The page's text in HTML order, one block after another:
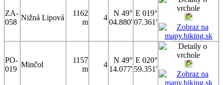
ZA-
058
Nižná Lipová
1162
m
4
N 49°
04.880'
E 019°
07.361'
PO-
019
Minčol
1157
m
4
N 49°
14.077'
E 020°
59.351'